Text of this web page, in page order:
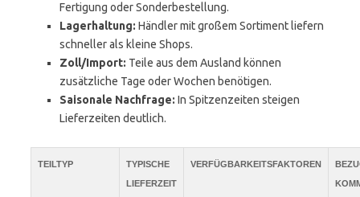
Fertigung oder Sonderbestellung.
Lagerhaltung: Händler mit großem Sortiment liefern
schneller als kleine Shops.
Zoll/Import: Teile aus dem Ausland können
zusätzliche Tage oder Wochen benötigen.
Saisonale Nachfrage: In Spitzenzeiten steigen
Lieferzeiten deutlich.
TEILTYP
TYPISCHE
LIEFERZEIT
VERFÜGBARKEITSFAKTOREN